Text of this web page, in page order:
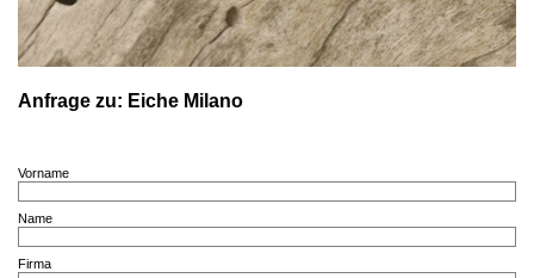
Anfrage zu: Eiche Milano
Vorname
Name
Firma